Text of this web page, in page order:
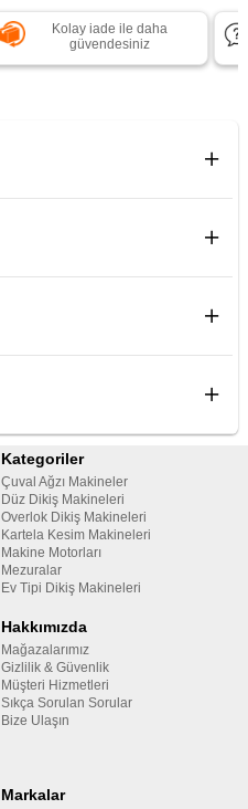
Kolay iade ile daha
güvendesiniz
Kategoriler
Çuval Ağzı Makineler
Düz Dikiş Makineleri
Overlok Dikiş Makineleri
Kartela Kesim Makineleri
Makine Motorları
Mezuralar
Ev Tipi Dikiş Makineleri
Hakkımızda
Mağazalarımız
Gizlilik & Güvenlik
Müşteri Hizmetleri
Sıkça Sorulan Sorular
Bize Ulaşın
Markalar